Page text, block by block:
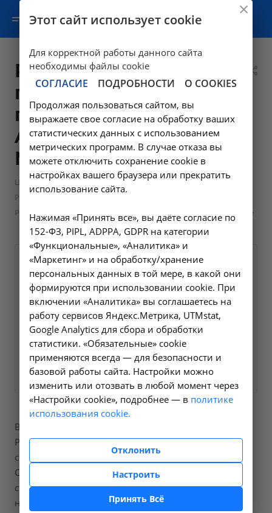
Рентгенография
придаточных
пазух носа -
A06.08.003 в
Москве
Цены в Москве —
Рентгенологические исследования в Москве
Рентгенография придаточных пазух носа - A06.08.003 в Москве
Оформите заявку на сайте,
мы свяжемся с вами в
ближайшее время и ответим
на все интересующие
вопросы.
1500 ₽
Заказать услугу
В нашей больнице вы можете пройти процедуры
Рентгенография придаточных пазух носа, код по
справочнику A06.08.003.
Стоимость составит от 1500 рублей, точную
стоимость процедур вы можете уточнить
непосредственно позвонив
Этот сайт использует cookie
Для корректной работы данного сайта
необходимы файлы cookie
СОГЛАСИЕ ПОДРОБНОСТИ О COOKIES
Продолжая пользоваться сайтом, вы
выражаете свое согласие на обработку ваших
статистических данных с использованием
метрических программ. В случае отказа вы
можете отключить сохранение cookie в
настройках вашего браузера или прекратить
использование сайта.
Нажимая «Принять все», вы даёте согласие по
152-ФЗ, PIPL, ADPPA, GDPR на категории
«Функциональные», «Аналитика» и
«Маркетинг» и на обработку/хранение
персональных данных в той мере, в какой они
формируются при использовании cookie. При
включении «Аналитика» вы соглашаетесь на
работу сервисов Яндекс.Метрика, UTMstat,
Google Analytics для сбора и обработки
статистики. «Обязательные» cookie
применяются всегда — для безопасности и
базовой работы сайта. Настройки можно
изменить или отозвать в любой момент через
«Настройки cookie», подробнее — в политике
использования cookie.
Отклонить
Настроить
Принять Всё